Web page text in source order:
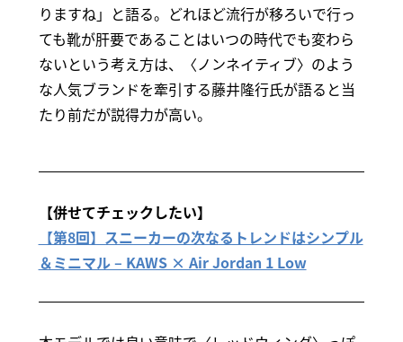
りますね」と語る。どれほど流行が移ろいで行っ
ても靴が肝要であることはいつの時代でも変わら
ないという考え方は、〈ノンネイティブ〉のよう
な人気ブランドを牽引する藤井隆行氏が語ると当
たり前だが説得力が高い。
【併せてチェックしたい】
【第8回】スニーカーの次なるトレンドはシンプル
＆ミニマル – KAWS × Air Jordan 1 Low